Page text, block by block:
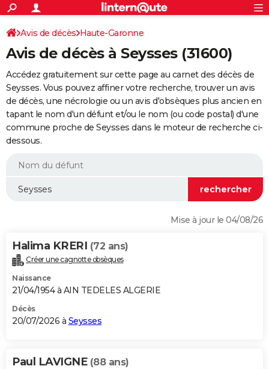
ACTUALITÉS
Politique
Société
Faits Divers
Education
Monde
Villes
+
SPORT
Coupe du monde 2026
Football
Tennis
Cyclisme
Rugby
Forum
Programme TV
TNT
Streaming
Cinéma
Sorties cinéma
Musique
+
FINANCE
Retraite
Epargne
Immobilier
Risques naturels par ville
Assurance
AUTO
Essais
Réserver un essai
Citadines
Berlines
SUV
Forum auto
+
HIGH-TECH
BRICOLAGE
WEEK-END
Alimentation
Guide de la santé
Maladies
Médicaments
Sommeil
VOYAGE
Destinations
City break
Voyage nature
Voyage de noces
Forum
Climat
+PHOTO
GUIDES D'ACHAT
CARTE DE VOEUX
Connexion
Avis de décès Haute-Garonne
Avis de décès à Seysses (31600)
Accédez gratuitement sur cette page au carnet des décès de
Seysses. Vous pouvez affiner votre recherche, trouver un avis
de décès, une nécrologie ou un avis d'obsèques plus ancien en
tapant le nom d'un défunt et/ou le nom (ou code postal) d'une
commune proche de Seysses dans le moteur de recherche ci-
dessous.
Mise à jour le 04/08/26
Halima KRERI (72 ans)
Créer une cagnotte obsèques
Naissance
21/04/1954 à AIN TEDELES ALGERIE
Décès
20/07/2026 à Seysses
Paul LAVIGNE (88 ans)